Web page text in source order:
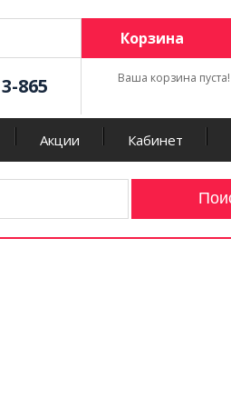
865
Корзина
Ваша корзина пуста!
Акции Кабинет